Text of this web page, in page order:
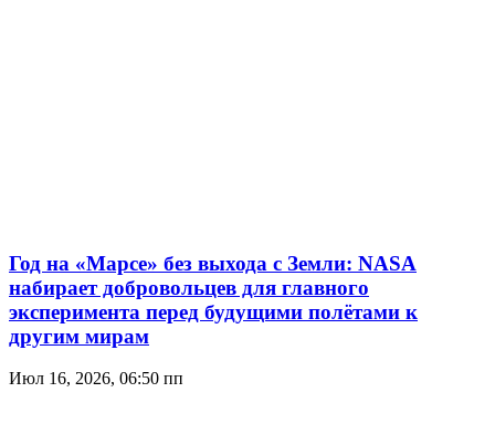
Год на «Марсе» без выхода с Земли: NASA
набирает добровольцев для главного
эксперимента перед будущими полётами к
другим мирам
Июл 16, 2026, 06:50 пп